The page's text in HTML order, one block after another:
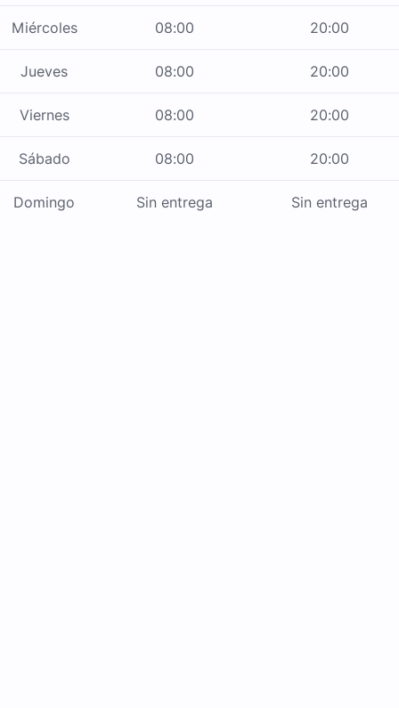
Miércoles 08:00 20:00
Jueves 08:00 20:00
Viernes 08:00 20:00
Sábado 08:00 20:00
Domingo Sin entrega Sin entrega